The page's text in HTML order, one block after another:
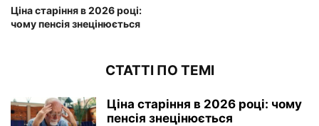
Ціна старіння в 2026 році:
чому пенсія знецінюється
СТАТТІ ПО ТЕМІ
Ціна старіння в 2026 році: чому
пенсія знецінюється